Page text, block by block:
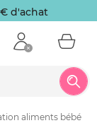
d'achat
aliments bébé